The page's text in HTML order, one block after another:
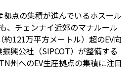
点の集積が進んでいるホスール
、チェンナイ近郊のマナルール
約121万平方メートル）超のEV向
興公社（SIPCOT）が整備する
州へのEV生産拠点の集積に注目